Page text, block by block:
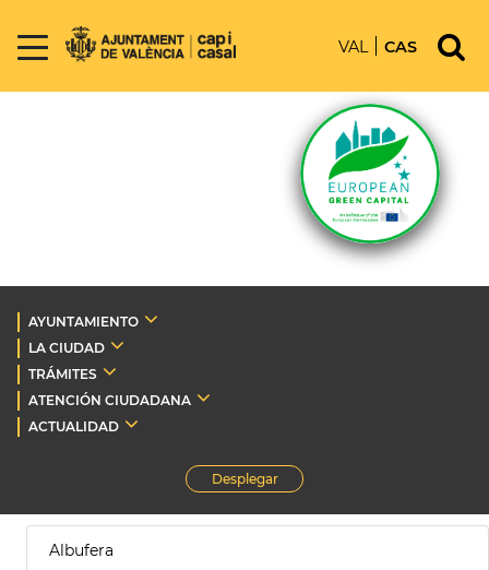
VAL CAS
AYUNTAMIENTO
LA CIUDAD
TRÁMITES
ATENCIÓN CIUDADANA
ACTUALIDAD
Desplegar
Albufera